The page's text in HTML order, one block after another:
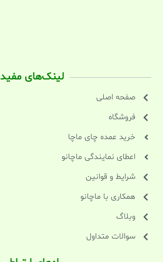
لینک‌های مفید
صفحه اصلی
فروشگاه
خرید عمده چای ماچا
اعطای نمایندگی ماچانو
شرایط و قوانین
همکاری با ماچانو
وبلاگ
سوالات متداول